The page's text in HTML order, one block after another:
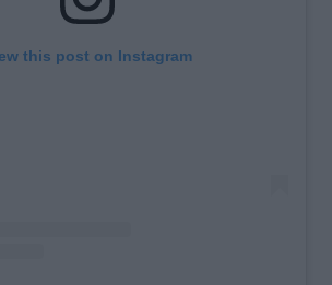
this post on Instagram